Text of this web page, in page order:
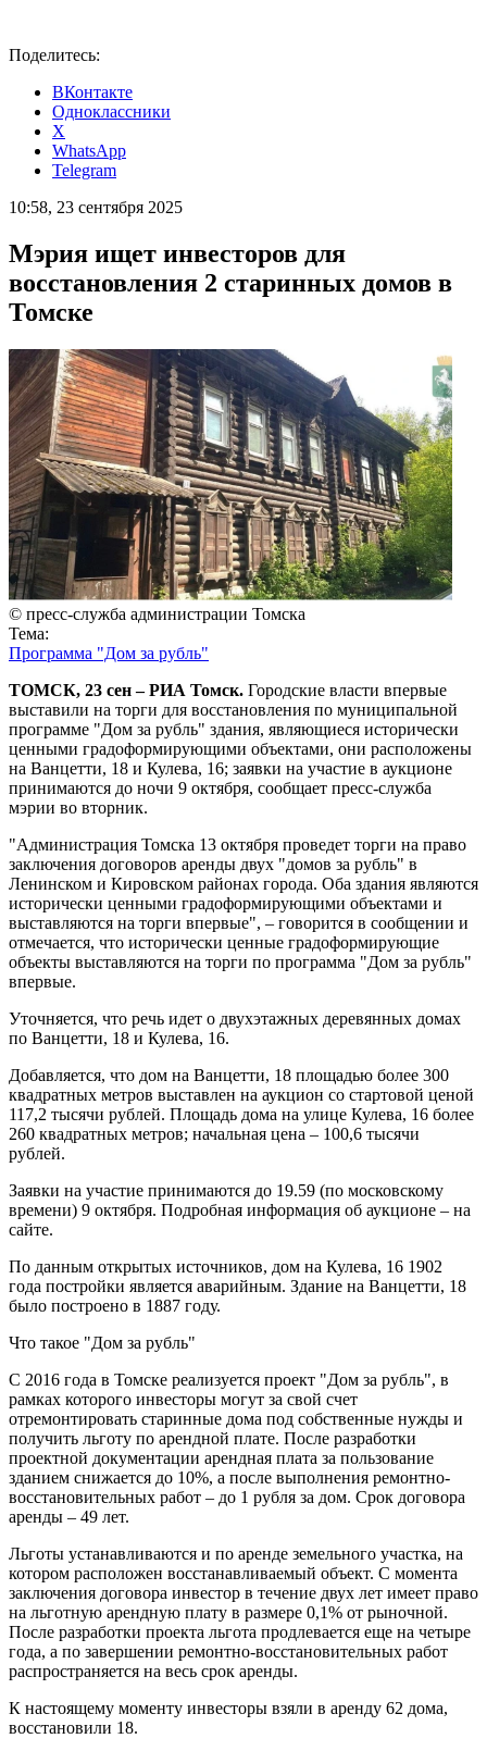
Поделитесь:
ВКонтакте
Одноклассники
X
WhatsApp
Telegram
10:58, 23 сентября 2025
Мэрия ищет инвесторов для
восстановления 2 старинных домов в
Томске
© пресс-служба администрации Томска
Тема:
Программа "Дом за рубль"
ТОМСК, 23 сен – РИА Томск. Городские власти впервые
выставили на торги для восстановления по муниципальной
программе "Дом за рубль" здания, являющиеся исторически
ценными градоформирующими объектами, они расположены
на Ванцетти, 18 и Кулева, 16; заявки на участие в аукционе
принимаются до ночи 9 октября, сообщает пресс-служба
мэрии во вторник.
"Администрация Томска 13 октября проведет торги на право
заключения договоров аренды двух "домов за рубль" в
Ленинском и Кировском районах города. Оба здания являются
исторически ценными градоформирующими объектами и
выставляются на торги впервые", – говорится в сообщении и
отмечается, что исторически ценные градоформирующие
объекты выставляются на торги по программа "Дом за рубль"
впервые.
Уточняется, что речь идет о двухэтажных деревянных домах
по Ванцетти, 18 и Кулева, 16.
Добавляется, что дом на Ванцетти, 18 площадью более 300
квадратных метров выставлен на аукцион со стартовой ценой
117,2 тысячи рублей. Площадь дома на улице Кулева, 16 более
260 квадратных метров; начальная цена – 100,6 тысячи
рублей.
Заявки на участие принимаются до 19.59 (по московскому
времени) 9 октября. Подробная информация об аукционе – на
сайте.
По данным открытых источников, дом на Кулева, 16 1902
года постройки является аварийным. Здание на Ванцетти, 18
было построено в 1887 году.
Что такое "Дом за рубль"
С 2016 года в Томске реализуется проект "Дом за рубль", в
рамках которого инвесторы могут за свой счет
отремонтировать старинные дома под собственные нужды и
получить льготу по арендной плате. После разработки
проектной документации арендная плата за пользование
зданием снижается до 10%, а после выполнения ремонтно-
восстановительных работ – до 1 рубля за дом. Срок договора
аренды – 49 лет.
Льготы устанавливаются и по аренде земельного участка, на
котором расположен восстанавливаемый объект. С момента
заключения договора инвестор в течение двух лет имеет право
на льготную арендную плату в размере 0,1% от рыночной.
После разработки проекта льгота продлевается еще на четыре
года, а по завершении ремонтно-восстановительных работ
распространяется на весь срок аренды.
К настоящему моменту инвесторы взяли в аренду 62 дома,
восстановили 18.